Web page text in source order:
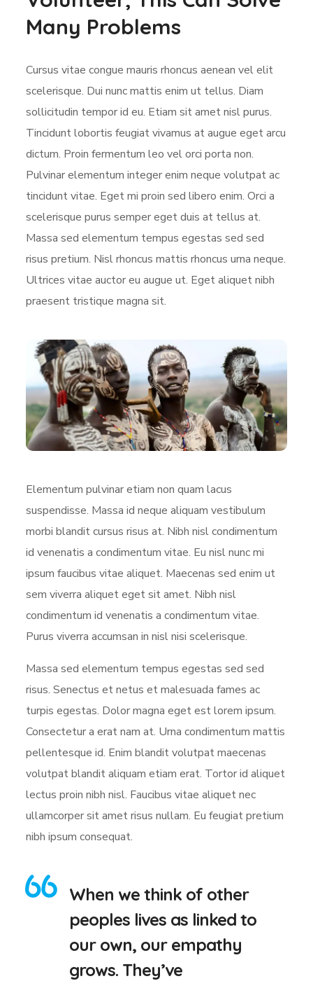
Many Problems
Cursus vitae congue mauris rhoncus aenean vel elit
scelerisque. Dui nunc mattis enim ut tellus. Diam
sollicitudin tempor id eu. Etiam sit amet nisl purus.
Tincidunt lobortis feugiat vivamus at augue eget arcu
dictum. Proin fermentum leo vel orci porta non.
Pulvinar elementum integer enim neque volutpat ac
tincidunt vitae. Eget mi proin sed libero enim. Orci a
scelerisque purus semper eget duis at tellus at.
Massa sed elementum tempus egestas sed sed
risus pretium. Nisl rhoncus mattis rhoncus urna neque.
Ultrices vitae auctor eu augue ut. Eget aliquet nibh
praesent tristique magna sit.
Elementum pulvinar etiam non quam lacus
suspendisse. Massa id neque aliquam vestibulum
morbi blandit cursus risus at. Nibh nisl condimentum
id venenatis a condimentum vitae. Eu nisl nunc mi
ipsum faucibus vitae aliquet. Maecenas sed enim ut
sem viverra aliquet eget sit amet. Nibh nisl
condimentum id venenatis a condimentum vitae.
Purus viverra accumsan in nisl nisi scelerisque.
Massa sed elementum tempus egestas sed sed
risus. Senectus et netus et malesuada fames ac
turpis egestas. Dolor magna eget est lorem ipsum.
Consectetur a erat nam at. Urna condimentum mattis
pellentesque id. Enim blandit volutpat maecenas
volutpat blandit aliquam etiam erat. Tortor id aliquet
lectus proin nibh nisl. Faucibus vitae aliquet nec
ullamcorper sit amet risus nullam. Eu feugiat pretium
nibh ipsum consequat.
When we think of other
peoples lives as linked to
our own, our empathy
grows. They’ve